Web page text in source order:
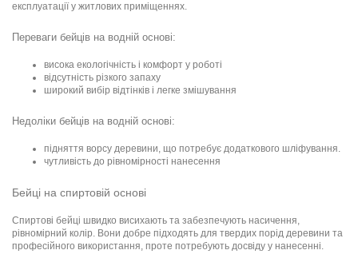
експлуатації у житлових приміщеннях.
Переваги бейців на водній основі:
висока екологічність і комфорт у роботі
відсутність різкого запаху
широкий вибір відтінків і легке змішування
Недоліки бейців на водній основі:
підняття ворсу деревини, що потребує додаткового шліфування.
чутливість до рівномірності нанесення
Бейці на спиртовій основі
Спиртові бейці швидко висихають та забезпечують насичення,
рівномірний колір. Вони добре підходять для твердих порід деревини та
професійного використання, проте потребують досвіду у нанесенні.